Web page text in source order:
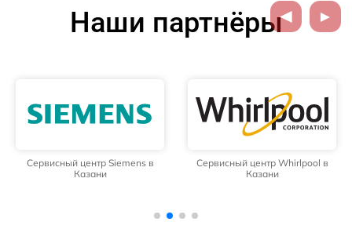
Наши партнёры
Сервисный центр Siemens в
Казани
Сервисный центр Whirlpool в
Казани